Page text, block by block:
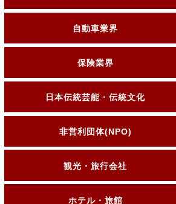
自動車業界
保険業界
日本伝統芸能・伝統文化
非営利団体(NPO)
観光・旅行会社
ホテル・旅館